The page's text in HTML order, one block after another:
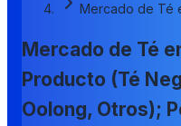
Mercado de Té
Mercado de Té
Producto (Té
Oolong, Otros);